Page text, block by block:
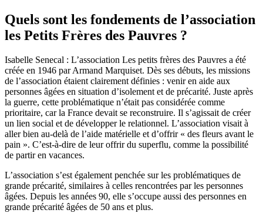
Quels sont les fondements de l’association
les Petits Frères des Pauvres ?
Isabelle Senecal : L’association Les petits frères des Pauvres a été
créée en 1946 par Armand Marquiset. Dès ses débuts, les missions
de l’association étaient clairement définies : venir en aide aux
personnes âgées en situation d’isolement et de précarité. Juste après
la guerre, cette problématique n’était pas considérée comme
prioritaire, car la France devait se reconstruire. Il s’agissait de créer
un lien social et de développer le relationnel. L’association visait à
aller bien au-delà de l’aide matérielle et d’offrir « des fleurs avant le
pain ». C’est-à-dire de leur offrir du superflu, comme la possibilité
de partir en vacances.
L’association s’est également penchée sur les problématiques de
grande précarité, similaires à celles rencontrées par les personnes
âgées. Depuis les années 90, elle s’occupe aussi des personnes en
grande précarité âgées de 50 ans et plus.